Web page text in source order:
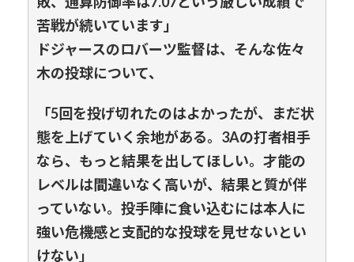
苦戦が続いています」
ドジャースのロバーツ監督は、そんな佐々
木の投球について、
「5回を投げ切れたのはよかったが、まだ状
態を上げていく余地がある。3Aの打者相手
なら、もっと結果を出してほしい。才能の
レベルは間違いなく高いが、結果と質が伴
っていない。投手陣に食い込むには本人に
強い危機感と支配的な投球を見せないとい
けない」